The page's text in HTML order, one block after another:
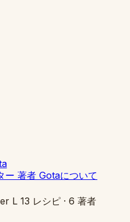
ー 著者 Gotaについて
L 13 レシピ · 6 著者